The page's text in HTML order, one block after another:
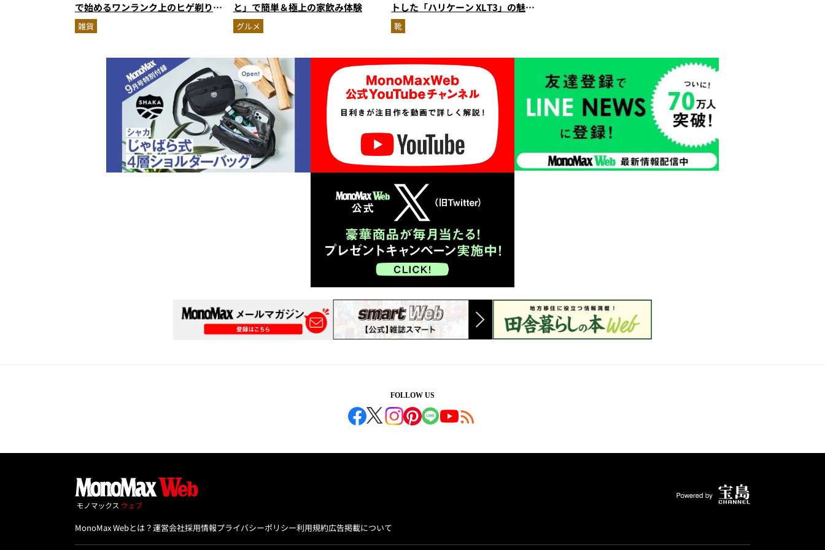
で始めるワンランク上のヒゲ剃り習
慣
雑貨
と」で簡単＆極上の家飲み体験
グルメ
トした「ハリケーン XLT3」の魅力
を識者があらゆる角度から徹底解
説！
靴
FOLLOW US
MonoMax Webとは？運営会社採用情報プライバシーポリシー利用規約広告掲載について